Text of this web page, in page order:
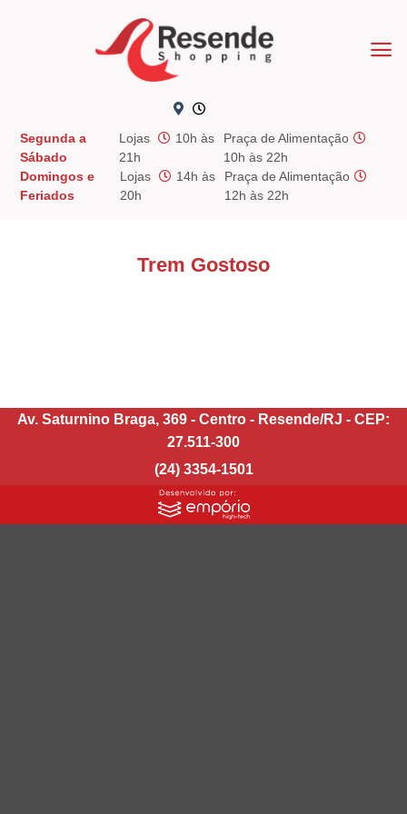
Segunda a
Sábado
Lojas
10h às
21h
Praça de Alimentação
10h às 22h
Domingos e
Feriados
Lojas
14h às
20h
Praça de Alimentação
12h às 22h
Trem Gostoso
Av. Saturnino Braga, 369 - Centro - Resende/RJ - CEP:
27.511-300
(24) 3354-1501